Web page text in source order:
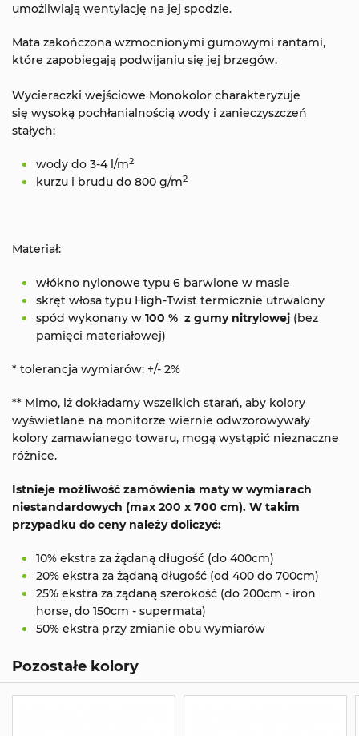
umożliwiają wentylację na jej spodzie.
Mata zakończona wzmocnionymi gumowymi rantami,
które zapobiegają podwijaniu się jej brzegów.
Wycieraczki wejściowe Monokolor charakteryzuje
się wysoką pochłanialnością wody i zanieczyszczeń
stałych:
wody do 3-4 l/m2
kurzu i brudu do 800 g/m2
Materiał:
włókno nylonowe typu 6 barwione w masie
skręt włosa typu High-Twist termicznie utrwalony
spód wykonany w 100 % z gumy nitrylowej (bez
pamięci materiałowej)
* tolerancja wymiarów: +/- 2%
** Mimo, iż dokładamy wszelkich starań, aby kolory
wyświetlane na monitorze wiernie odwzorowywały
kolory zamawianego towaru, mogą wystąpić nieznaczne
różnice.
Istnieje możliwość zamówienia maty w wymiarach
niestandardowych (max 200 x 700 cm). W takim
przypadku do ceny należy doliczyć:
10% ekstra za żądaną długość (do 400cm)
20% ekstra za żądaną długość (od 400 do 700cm)
25% ekstra za żądaną szerokość (do 200cm - iron
horse, do 150cm - supermata)
50% ekstra przy zmianie obu wymiarów
Pozostałe kolory